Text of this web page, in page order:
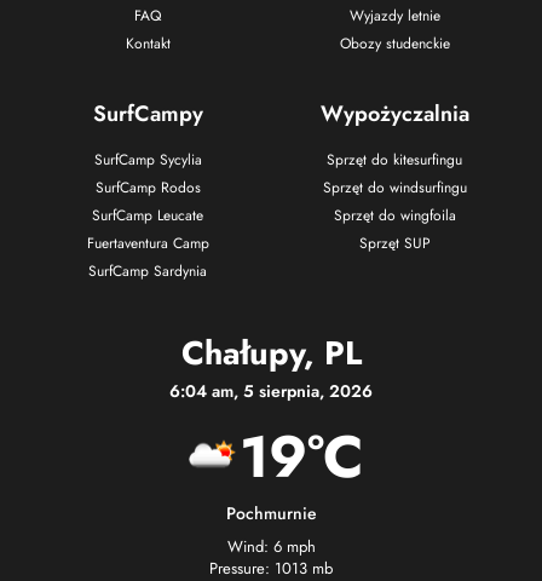
FAQ
Kontakt
Wyjazdy letnie
Obozy studenckie
SurfCampy
SurfCamp Sycylia
SurfCamp Rodos
SurfCamp Leucate
Fuertaventura Camp
SurfCamp Sardynia
Wypożyczalnia
Sprzęt do kitesurfingu
Sprzęt do windsurfingu
Sprzęt do wingfoila
Sprzęt SUP
Chałupy, PL
6:04 am, 5 sierpnia, 2026
19°C
Pochmurnie
Wind: 6 mph
Pressure: 1013 mb